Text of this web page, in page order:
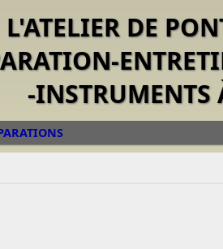
L'ATELIER DE
-INSTRUMENTS